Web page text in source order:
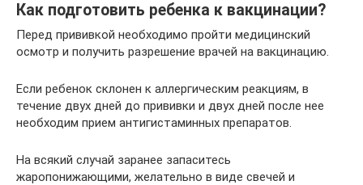
Как подготовить ребенка к вакцинации?
Перед прививкой необходимо пройти медицинский
осмотр и получить разрешение врачей на вакцинацию.
Если ребенок склонен к аллергическим реакциям, в
течение двух дней до прививки и двух дней после нее
необходим прием антигистаминных препаратов.
На всякий случай заранее запаситесь
жаропонижающими, желательно в виде свечей и